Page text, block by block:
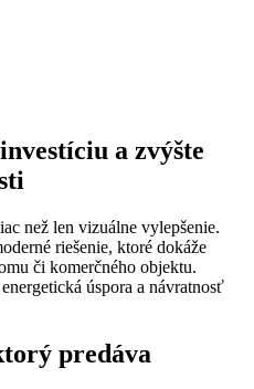
a zvýšte
než len vizuálne vylepšenie.
riešenie, ktoré dokáže
či komerčného objektu.
úspora a návratnosť
predáva